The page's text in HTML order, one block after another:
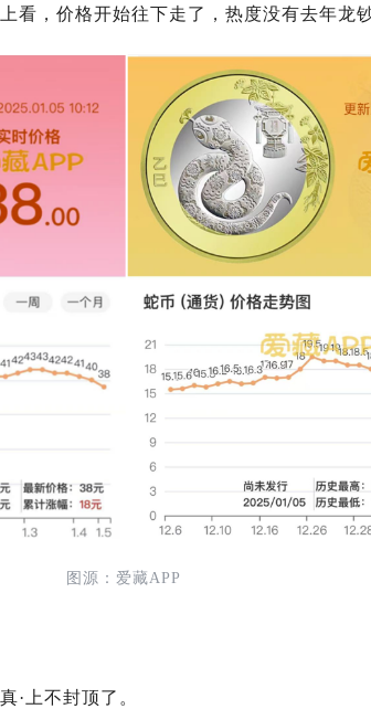
看，价格开始往下走了，热度没有去年龙
图源：爱藏APP
·上不封顶了。